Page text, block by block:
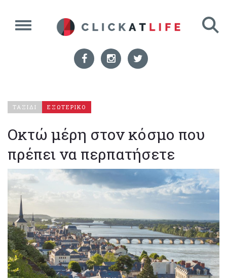
ΤΑΞΙΔΙ ΕΞΩΤΕΡΙΚΟ
Οκτώ μέρη στον κόσμο που
πρέπει να περπατήσετε